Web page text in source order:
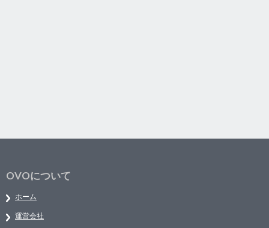
OVOについて
ホーム
運営会社